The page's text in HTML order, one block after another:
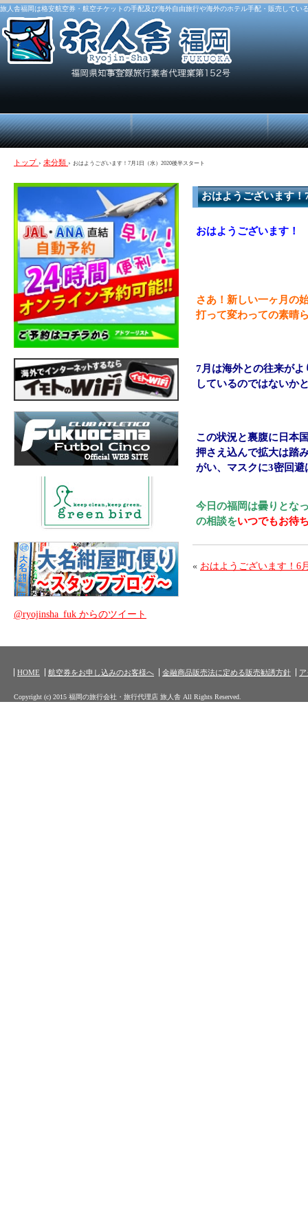
旅人舎福岡は格安航空券・航空チケットの手配及び海外自由旅行や海外のホテル手配・販売して
トップ › 未分類 › おはようございます！7月1日（水）2020後半スタート
おはようございます
おはようございます！
さあ！新しい一ヶ月の
打って変わっての素晴
7月は海外との往来が
しているのではないか
この状況と裏腹に日本
押さえ込んで拡大は踏
がい、マスクに3密回
今日の福岡は曇りとな
の相談をいつでもお待
« おはようございます！6
@ryojinsha_fuk からのツイート
HOME 航空券をお申し込みのお客様へ 金融商品販売法に定める販売勧誘方針
Copyright (c) 2015 福岡の旅行会社・旅行代理店 旅人舎 All Rights Reserved.